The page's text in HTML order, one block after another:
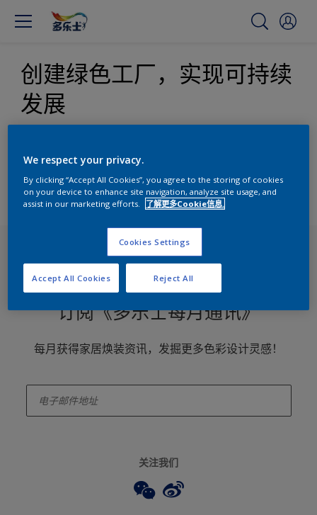
创建绿色工厂，实现可持续
发展
TP018-220013 产品碳足迹 阿克苏诺贝尔 平涂涂料（内墙）
阿克苏温室气体第三方报告
订阅《多乐士每月通讯》
每月获得家居焕装资讯，发掘更多色彩设计灵感！
关注我们
We respect your privacy.
By clicking “Accept All Cookies”, you agree to the storing of cookies
on your device to enhance site navigation, analyze site usage, and
assist in our marketing efforts.
了解更多Cookie信息.
Cookies Settings
Reject All
Accept All Cookies